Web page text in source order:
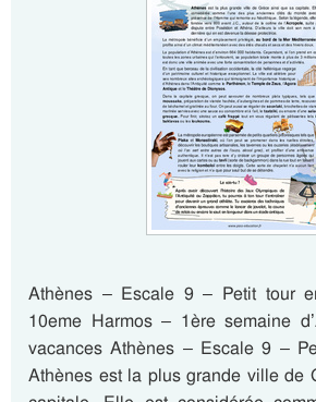
Athènes – Escale 9 – Petit tour
10eme Harmos – 1ère semaine
vacances Athènes – Escale 9 –
Athènes est la plus grande ville de